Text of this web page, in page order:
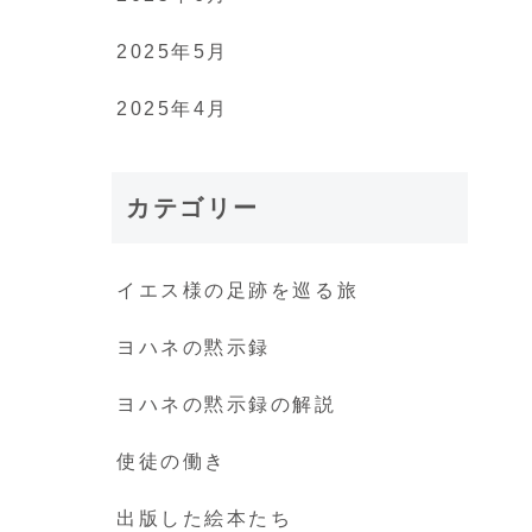
2025年5月
2025年4月
カテゴリー
イエス様の足跡を巡る旅
ヨハネの黙示録
ヨハネの黙示録の解説
使徒の働き
出版した絵本たち